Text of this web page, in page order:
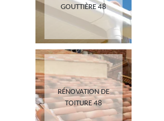
GOUTTIÈRE 48
RÉNOVATION DE
TOITURE 48